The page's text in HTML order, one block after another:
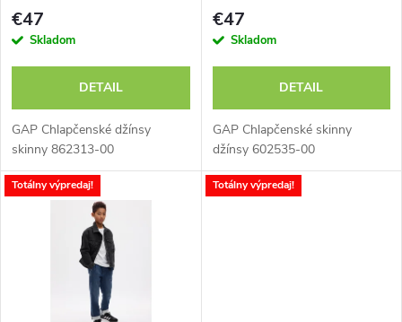
p
r
o
d
u
r
d
u
€47
Skladom
DETAIL
GAP Chlapčenské džínsy
skinny 862313-00
€47
Skladom
DETAIL
GAP Chlapčenské skinny
džínsy 602535-00
Totálny výpredaj! Totálny výpredaj!